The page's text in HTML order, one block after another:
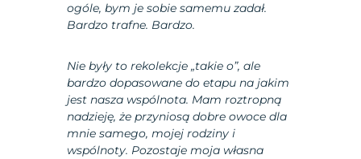
ogóle, bym je sobie samemu zadał.
Bardzo trafne. Bardzo.
Nie były to rekolekcje „takie o”, ale
bardzo dopasowane do etapu na jakim
jest nasza wspólnota. Mam roztropną
nadzieję, że przyniosą dobre owoce dla
mnie samego, mojej rodziny i
wspólnoty. Pozostaje moja własna